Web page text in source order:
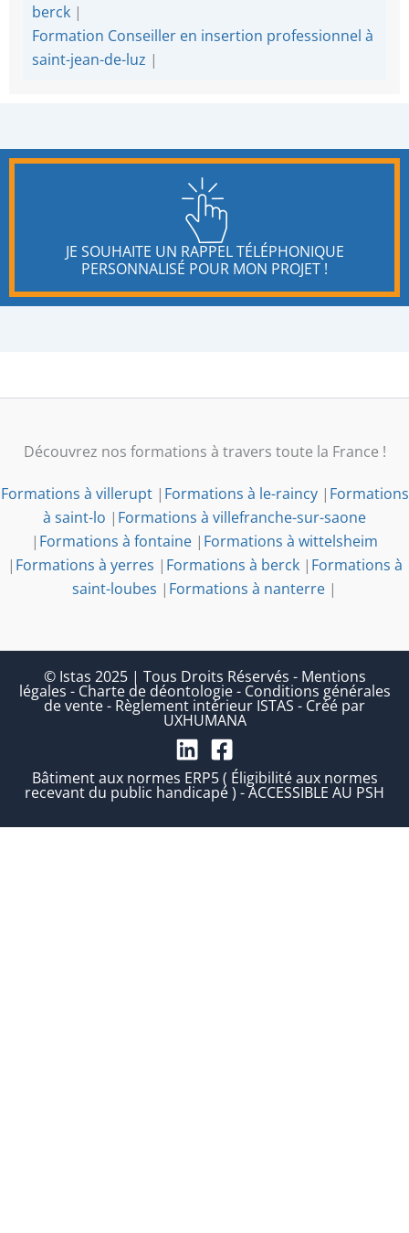
berck |
Formation Conseiller en insertion professionnel à
saint-jean-de-luz |
JE SOUHAITE UN RAPPEL TÉLÉPHONIQUE
PERSONNALISÉ POUR MON PROJET !
Découvrez nos formations à travers toute la France !
Formations à villerupt| Formations à le-raincy| Formations
à saint-lo | Formations à villefranche-sur-saone
| Formations à fontaine | Formations à wittelsheim
| Formations à yerres | Formations à berck| Formations à
saint-loubes | Formations à nanterre |
© Istas 2025 | Tous Droits Réservés - Mentions
légales - Charte de déontologie- Conditions générales
de vente- Règlement intérieur ISTAS - Créé par
UXHUMANA
Bâtiment aux normes ERP5 ( Éligibilité aux normes
recevant du public handicapé ) - ACCESSIBLE AU PSH